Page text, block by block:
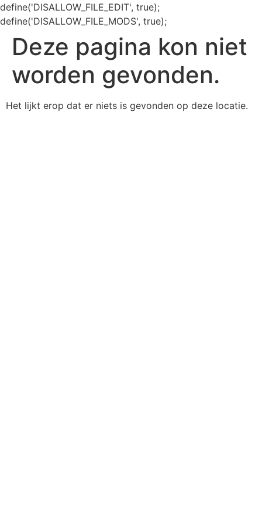
define('DISALLOW_FILE_EDIT', true);
define('DISALLOW_FILE_MODS', true);
Deze pagina kon niet
worden gevonden.
Het lijkt erop dat er niets is gevonden op deze locatie.